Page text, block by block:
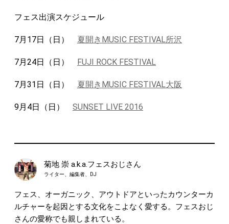
フェス出演スケジュール
7月17日（日） 夏開きMUSIC FESTIVAL所沢
7月24日（日） FUJI ROCK FESTIVAL
7月31日（日） 夏開きMUSIC FESTIVAL大阪
9月4日（日） SUNSET LIVE 2016
菊地 崇 a.k.a.フェスおじさん
ライター、編集者、DJ
フェス、オーガニック、アウトドアといったカウンターカ
ルチャーを起因とする文化をこよなく愛する。フェスおじ
さんの愛称でも親しまれている。